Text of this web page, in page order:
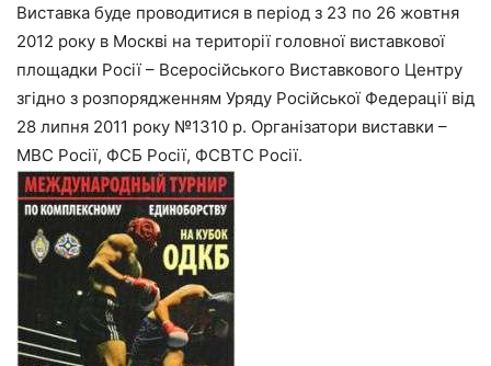
Виставка буде проводитися в період з 23 по 26 жовтня
2012 року в Москві на території головної виставкової
площадки Росії – Всеросійського Виставкового Центру
згідно з розпорядженням Уряду Російської Федерації від
28 липня 2011 року №1310 р. Організатори виставки –
МВС Росії, ФСБ Росії, ФСВТС Росії.